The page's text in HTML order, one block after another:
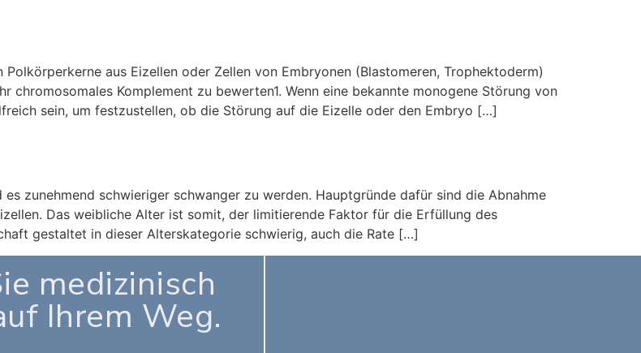
aus Eizellen oder Zellen von Embryonen (Blastomeren, Trophektoderm)
chromosomales Komplement zu bewerten1. Wenn eine bekannte monogene Störung von
sein, um festzustellen, ob die Störung auf die Eizelle oder den Embryo […]
zunehmend schwieriger schwanger zu werden. Hauptgründe dafür sind die Abnahme
Das weibliche Alter ist somit, der limitierende Faktor für die Erfüllung des
gestaltet in dieser Alterskategorie schwierig, auch die Rate […]
medizinisch
Ihrem Weg.